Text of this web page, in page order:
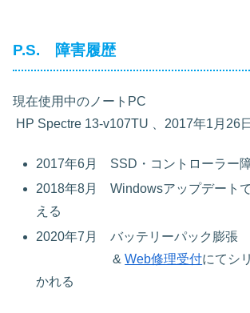
P.S. 障害履歴
現在使用中のノートPC
HP Spectre 13-v107TU 、2017年1月26
2017年6月 SSD・コントローラー
2018年8月 Windowsアップデート
える
2020年7月 バッテリーパック膨張
&Web修理受付にてシ
かれる